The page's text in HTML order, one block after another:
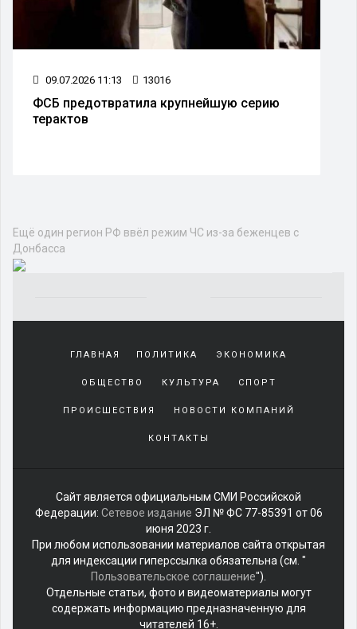
09.07.2026 11:13 13016
ФСБ предотвратила крупнейшую серию
терактов
Ещё один регион РФ ввёл режим ЧС из-за беженцев с
Донбасса
sürekli
beraber
geçirerek
harcadığı
yakın
olan
arkadaşına
misafir
olarak
kalmaya
gelen
genç
ГЛАВНАЯ ПОЛИТИКА ЭКОНОМИКА
ОБЩЕСТВО КУЛЬТУРА СПОРТ
ПРОИСШЕСТВИЯ НОВОСТИ КОМПАНИЙ
КОНТАКТЫ
Сайт является официальным СМИ Российской
Федерации: Сетевое издание ЭЛ № ФС 77-85391 от 06
июня 2023 г.
При любом использовании материалов сайта открытая
для индексации гиперссылка обязательна (см. "
Пользовательское соглашение").
Отдельные статьи, фото и видеоматериалы могут
содержать информацию предназначенную для
читателей 16+.